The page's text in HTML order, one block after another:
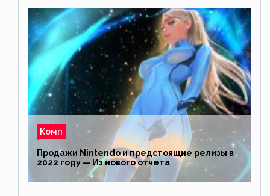
Комп
Продажи Nintendo и предстоящие релизы в
2022 году — Из нового отчета